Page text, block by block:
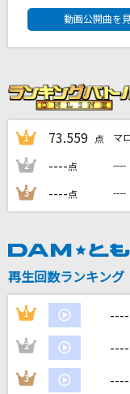
怪獣の花唄
Vaundy
ゴミ人間、俺
ヤングスキニー
TK from 凛として時雨
カ
DAM★と
動画公開曲を
1 73.559 点 マ
2 ----点 ----
3 ----点 ----
再生回数ランキング
1 ----
2 ----
3 ----